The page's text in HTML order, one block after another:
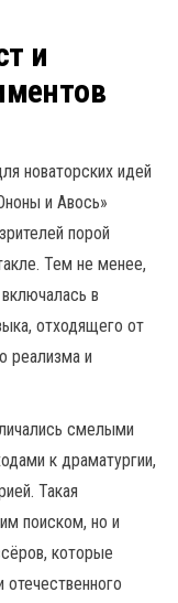
и
новаторских идей
и Авось»
порой
Тем не менее,
в
отходящего от
реализма и
смелыми
к драматургии,
Такая
поиском, но и
которые